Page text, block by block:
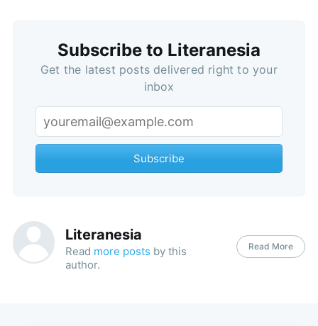
Subscribe to Literanesia
Get the latest posts delivered right to your
inbox
Subscribe
Literanesia
Read more posts by this
author.
Read More